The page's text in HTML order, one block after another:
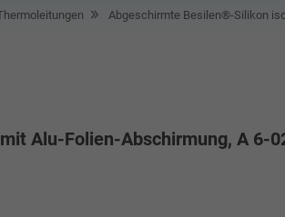
Abgeschirmte Besilen®-Silikon
Alu-Folien-Abschirmung, A 6-